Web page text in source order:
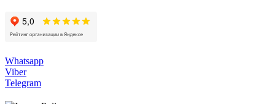
Whatsapp
Viber
Telegram